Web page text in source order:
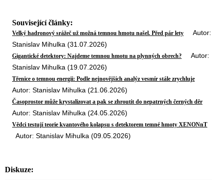
Související články:
Velký hadronový srážeč už možná temnou hmotu našel. Před pár lety Autor:
Stanislav Mihulka (31.07.2026)
Gigantické detektory: Najdeme temnou hmotu na plynných obrech? Autor:
Stanislav Mihulka (19.07.2026)
Třenice o temnou energii: Podle nejnovějších analýz vesmír stále zrychluje
Autor: Stanislav Mihulka (21.06.2026)
Časoprostor může krystalizovat a pak se zhroutit do nepatrných černých děr
Autor: Stanislav Mihulka (24.05.2026)
Vědci testují teorie kvantového kolapsu s detektorem temné hmoty XENONnT
Autor: Stanislav Mihulka (09.05.2026)
Diskuze: